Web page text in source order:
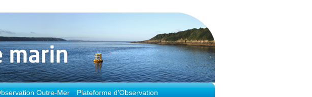
Outre-Mer Plateforme d'Observation